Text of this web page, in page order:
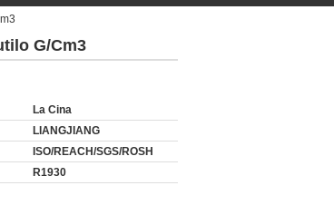
G/Cm3
La Cina
LIANGJIANG
ISO/REACH/SGS/ROSH
R1930